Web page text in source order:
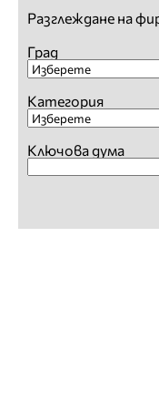
Разглеждане на
Град
Категория
Ключова дума